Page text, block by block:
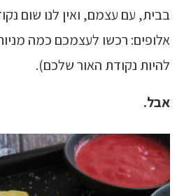
בבית, עם עצמם, ואין לנו שום
להיות נקודת האור שלכם).
אבל.